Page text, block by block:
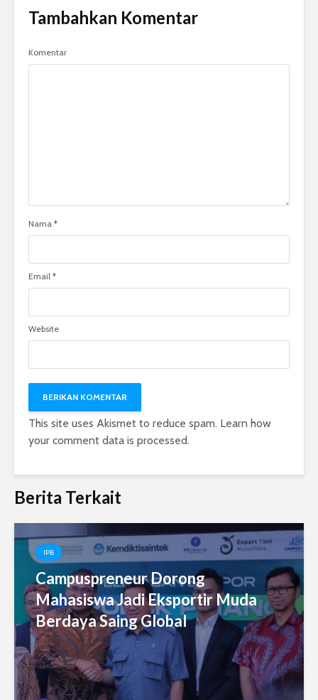
Tambahkan Komentar
Komentar
Nama *
Email *
Website
This site uses Akismet to reduce spam. Learn how
your comment data is processed.
Berita Terkait
IPB
Campuspreneur Dorong
Mahasiswa Jadi Eksportir Muda
Berdaya Saing Global